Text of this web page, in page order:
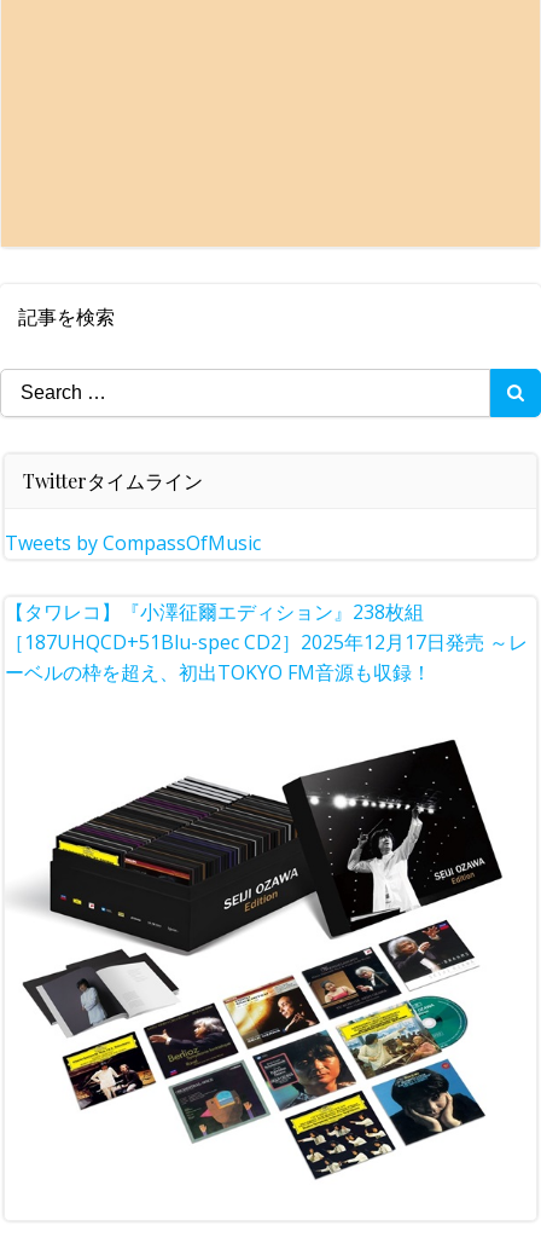
記事を検索
Search
for:
Twitterタイムライン
Tweets by CompassOfMusic
【タワレコ】『小澤征爾エディション』238枚組
［187UHQCD+51Blu-spec CD2］2025年12月17日発売 ～レ
ーベルの枠を超え、初出TOKYO FM音源も収録！